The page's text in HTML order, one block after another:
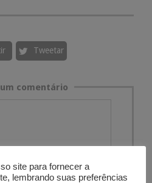
 Tweetar
comentário
site para fornecer a
lembrando suas preferências